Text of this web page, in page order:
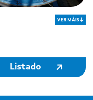
VER MÁIS
Listado